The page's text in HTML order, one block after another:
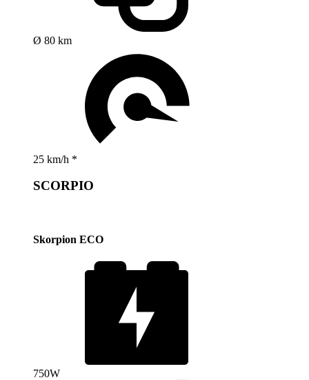
Ø 80 km
25 km/h *
SCORPIO
Skorpion ECO
750W